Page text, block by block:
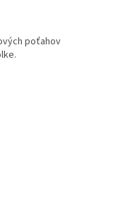
poťahov